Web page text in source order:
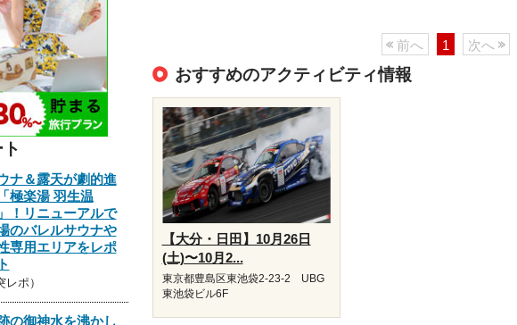
前へ 1 次へ
おすすめのアクティビティ情報
【大分・日田】10月26日
(土)〜10月2...
東京都豊島区東池袋2-23-2 UBG
東池袋ビル6F
ナ＆露天が劇的進
極楽湯 羽生温
！リニューアルで
のバレルサウナや
専用エリアをレポ
レポ）
の御神水を沸かし